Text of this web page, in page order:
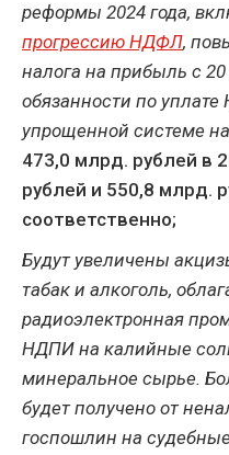
реформы 2024 года,
прогрессию НДФЛ,
налога на прибыль с 20
обязанности по
упрощенной системе
473,0 млрд. рублей в
рублей и 550,8 млрд.
соответственно;
Будут увеличены
табак и алкоголь,
радиоэлектронная
НДПИ на калийные
минеральное сырье.
будет получено от
госпошлин на